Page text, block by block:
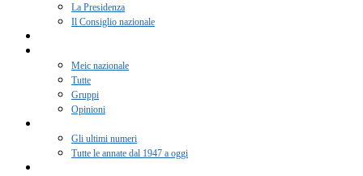
La Presidenza
Il Consiglio nazionale
Meic nazionale
Tutte
Gruppi
Opinioni
Gli ultimi numeri
Tutte le annate dal 1947 a oggi